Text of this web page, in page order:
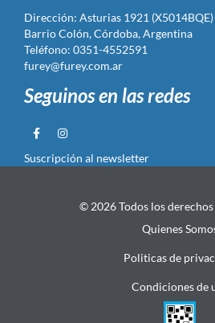
Dirección: Asturias 1921 (X5014BQE)
Barrio Colón, Córdoba, Argentina
Teléfono: 0351-4552591
furey@furey.com.ar
Seguinos en las redes
Suscripción al newsletter
© 2026 Todos los
Quienes
Politicas de
Condiciones de